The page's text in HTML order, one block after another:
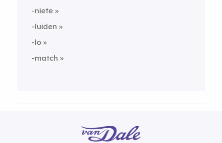
-niete
-luiden
-lo
-match